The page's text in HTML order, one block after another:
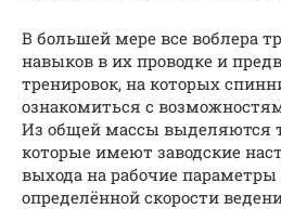
В большей мере все воблера
навыков в их проводке и
тренировок, на которых
ознакомиться с
Из общей массы выделяются
которые имеют заводские
выхода на рабочие
определённой скорости